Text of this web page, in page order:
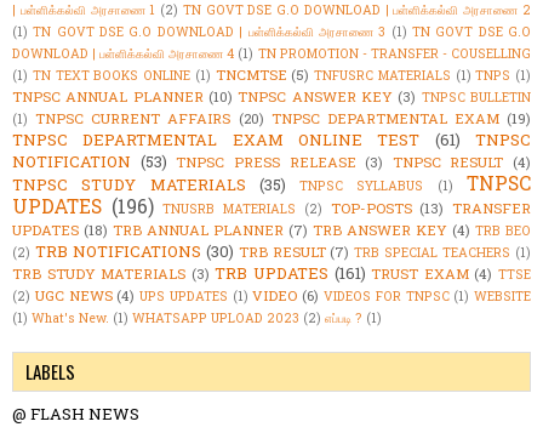
| பள்ளிக்கல்வி அரசாணை 1 (2) TN GOVT DSE G.O DOWNLOAD | பள்ளிக்கல்வி அரசாணை 2
(1) TN GOVT DSE G.O DOWNLOAD | பள்ளிக்கல்வி அரசாணை 3 (1) TN GOVT DSE G.O
DOWNLOAD | பள்ளிக்கல்வி அரசாணை 4 (1) TN PROMOTION - TRANSFER - COUSELLING
(1) TN TEXT BOOKS ONLINE (1) TNCMTSE (5) TNFUSRC MATERIALS (1) TNPS (1)
TNPSC ANNUAL PLANNER (10) TNPSC ANSWER KEY (3) TNPSC BULLETIN
(1) TNPSC CURRENT AFFAIRS (20) TNPSC DEPARTMENTAL EXAM (19)
TNPSC DEPARTMENTAL EXAM ONLINE TEST (61)
TNPSC
NOTIFICATION (53) TNPSC PRESS RELEASE (3) TNPSC RESULT (4)
TNPSC STUDY MATERIALS (35) TNPSC SYLLABUS (1)
TNPSC
UPDATES (196) TNUSRB MATERIALS (2) TOP-POSTS (13) TRANSFER
UPDATES (18) TRB ANNUAL PLANNER (7) TRB ANSWER KEY (4) TRB BEO
(2) TRB NOTIFICATIONS (30) TRB RESULT (7) TRB SPECIAL TEACHERS (1)
TRB STUDY MATERIALS (3) TRB UPDATES (161) TRUST EXAM (4) TTSE
(2) UGC NEWS (4) UPS UPDATES (1) VIDEO (6) VIDEOS FOR TNPSC (1) WEBSITE
(1) What's New. (1) WHATSAPP UPLOAD 2023 (2) எப்படி ? (1)
LABELS
@ FLASH NEWS